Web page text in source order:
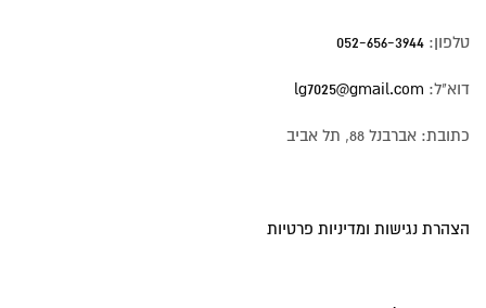
טלפון: 052-656-3944
דוא"ל: lg7025@gmail.com
כתובת: אברבנל 88, תל אביב
הצהרת נגישות ומדיניות פרטיות